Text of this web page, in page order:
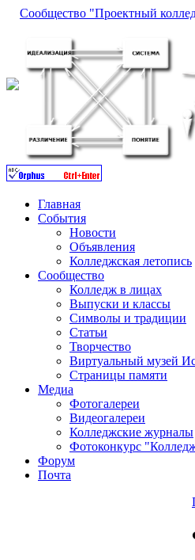
Сообщество "Проектный
Главная
События
Новости
Объявления
Колледжская летопись
Сообщество
Колледж в лицах
Выпуски и классы
Символы и традиции
Статьи
Творчество
Виртуальный музей
Страницы памяти
Медиа
Фотогалереи
Видеогалереи
Колледжские журналы
Фотоконкурс
Форум
Почта